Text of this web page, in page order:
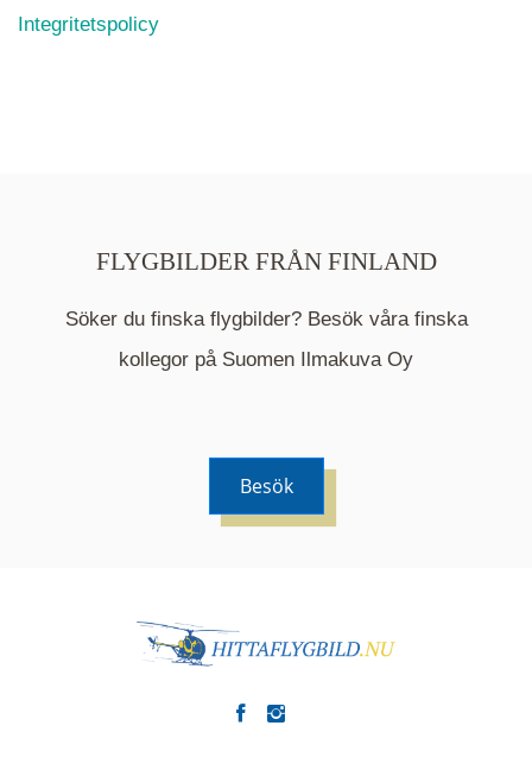
Mappen är en medelpunkt över fotat område och
kommer nu visa de fastigheter som finns just här.
Integritetspolicy
FLYGBILDER FRÅN FINLAND
Söker du finska flygbilder? Besök våra finska
kollegor på Suomen Ilmakuva Oy
Besök